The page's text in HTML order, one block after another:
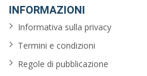
INFORMAZIONI
Informativa sulla privacy
Termini e condizioni
Regole di pubblicazione